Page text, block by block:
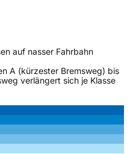
auf nasser Fahrbahn
A (kürzester Bremsweg) bis
verlängert sich je Klasse